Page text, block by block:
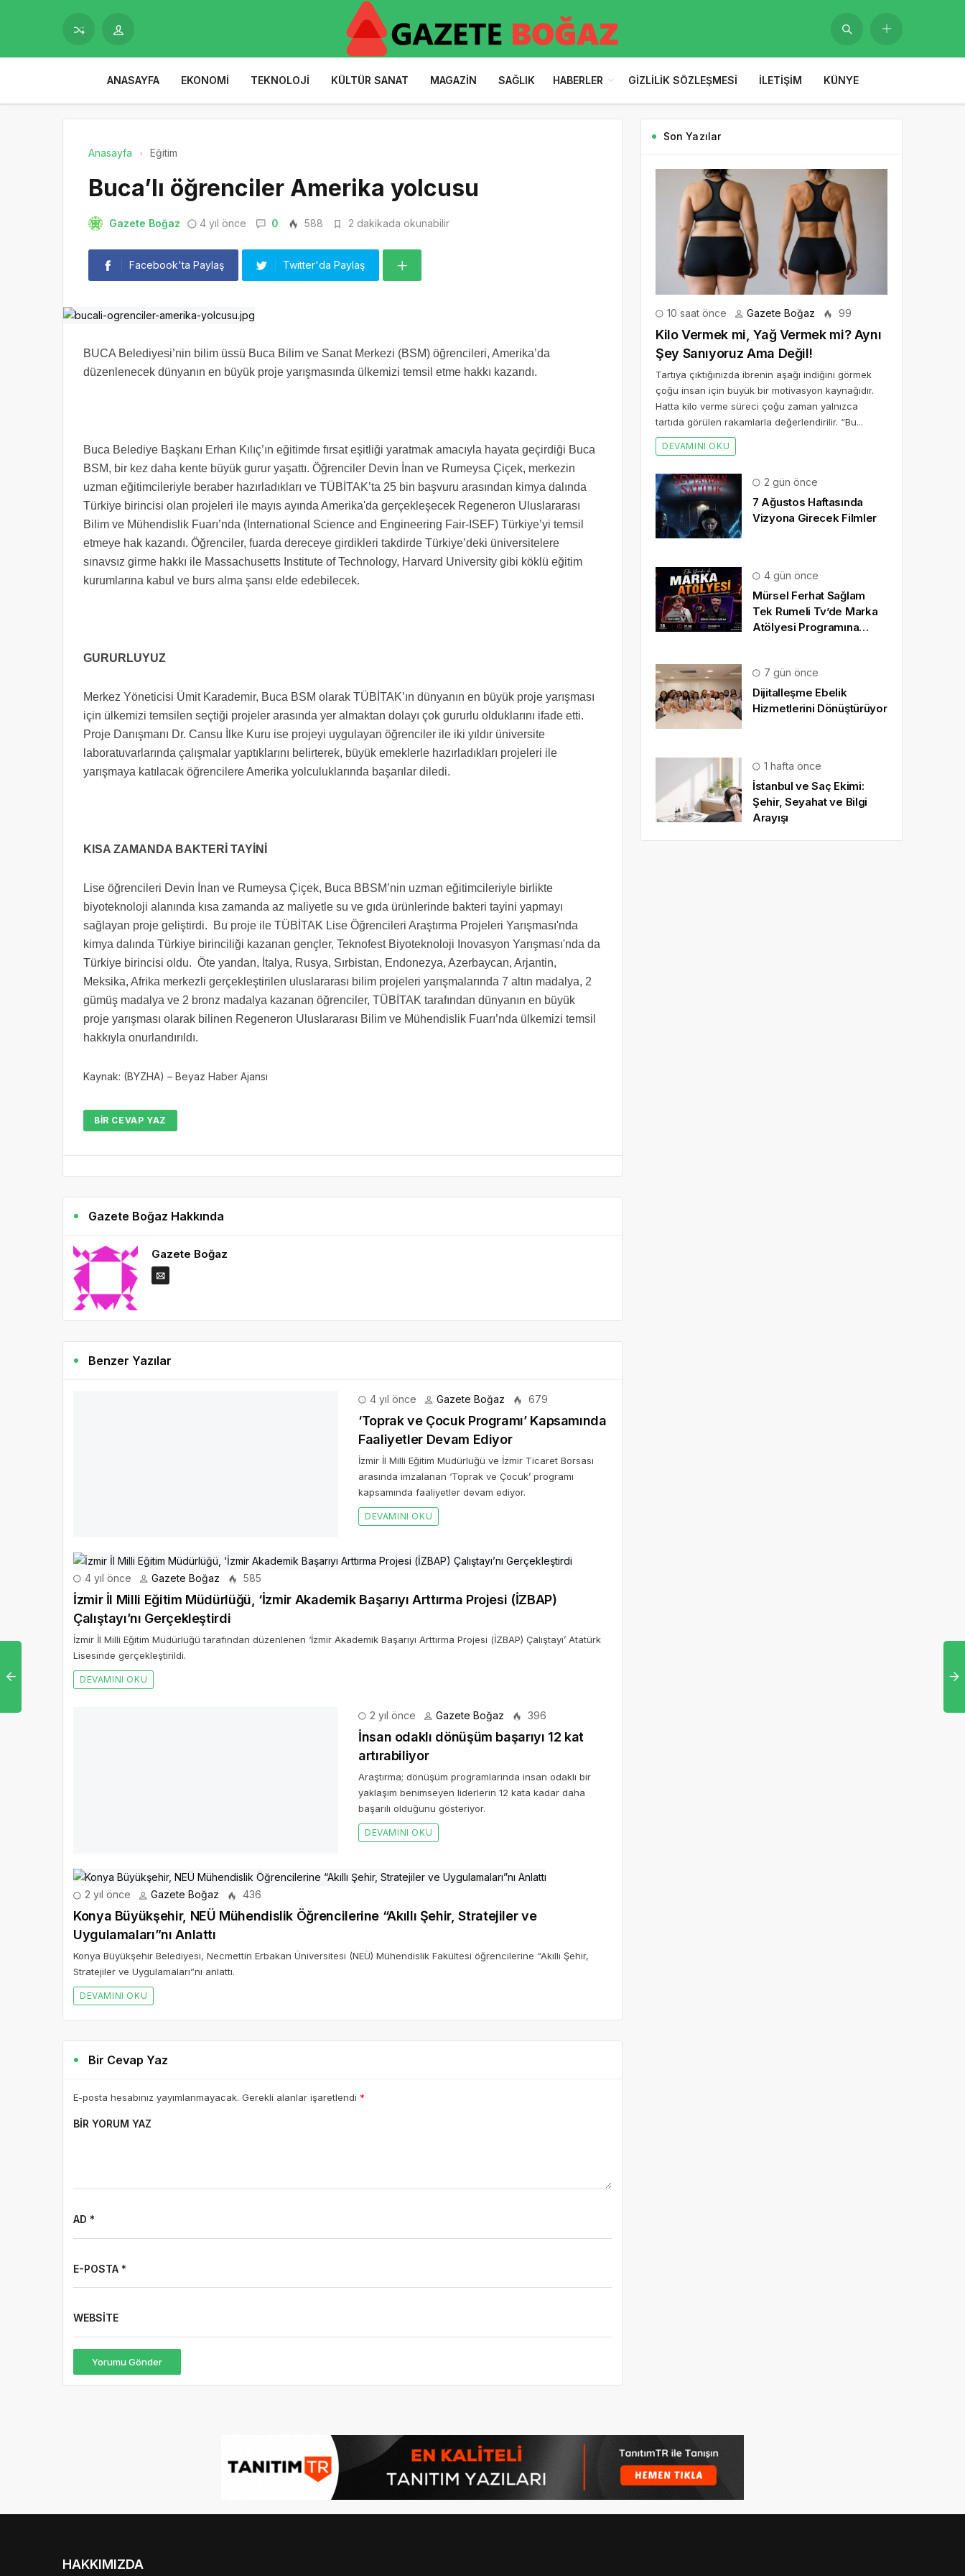
ANASAYFA EKONOMI TEKNOLOJI KÜLTÜR SANAT MAGAZIN SAĞLIK HABERLER GIZLILIK SÖZLEŞMESI İLETIŞIM KÜNYE
Anasayfa Eğitim
Buca’lı öğrenciler Amerika yolcusu
Gazete Boğaz 4 yıl önce 0 588 2 dakikada okunabilir
Facebook'ta Paylaş Twitter'da Paylaş
BUCA Belediyesi’nin bilim üssü Buca Bilim ve Sanat Merkezi (BSM) öğrencileri, Amerika’da
düzenlenecek dünyanın en büyük proje yarışmasında ülkemizi temsil etme hakkı kazandı.
Buca Belediye Başkanı Erhan Kılıç’ın eğitimde fırsat eşitliği yaratmak amacıyla hayata geçirdiği Buca
BSM, bir kez daha kente büyük gurur yaşattı. Öğrenciler Devin İnan ve Rumeysa Çiçek, merkezin
uzman eğitimcileriyle beraber hazırladıkları ve TÜBİTAK’ta 25 bin başvuru arasından kimya dalında
Türkiye birincisi olan projeleri ile mayıs ayında Amerika'da gerçekleşecek Regeneron Uluslararası
Bilim ve Mühendislik Fuarı’nda (International Science and Engineering Fair-ISEF) Türkiye’yi temsil
etmeye hak kazandı. Öğrenciler, fuarda dereceye girdikleri takdirde Türkiye’deki üniversitelere
sınavsız girme hakkı ile Massachusetts Institute of Technology, Harvard University gibi köklü eğitim
kurumlarına kabul ve burs alma şansı elde edebilecek.
GURURLUYUZ
Merkez Yöneticisi Ümit Karademir, Buca BSM olarak TÜBİTAK’ın dünyanın en büyük proje yarışması
için ülkemizi temsilen seçtiği projeler arasında yer almaktan dolayı çok gururlu olduklarını ifade etti.
Proje Danışmanı Dr. Cansu İlke Kuru ise projeyi uygulayan öğrenciler ile iki yıldır üniversite
laboratuvarlarında çalışmalar yaptıklarını belirterek, büyük emeklerle hazırladıkları projeleri ile
yarışmaya katılacak öğrencilere Amerika yolculuklarında başarılar diledi.
KISA ZAMANDA BAKTERİ TAYİNİ
Lise öğrencileri Devin İnan ve Rumeysa Çiçek, Buca BBSM’nin uzman eğitimcileriyle birlikte
biyoteknoloji alanında kısa zamanda az maliyetle su ve gıda ürünlerinde bakteri tayini yapmayı
sağlayan proje geliştirdi. Bu proje ile TÜBİTAK Lise Öğrencileri Araştırma Projeleri Yarışması'nda
kimya dalında Türkiye birinciliği kazanan gençler, Teknofest Biyoteknoloji Inovasyon Yarışması'nda da
Türkiye birincisi oldu. Öte yandan, İtalya, Rusya, Sırbistan, Endonezya, Azerbaycan, Arjantin,
Meksika, Afrika merkezli gerçekleştirilen uluslararası bilim projeleri yarışmalarında 7 altın madalya, 2
gümüş madalya ve 2 bronz madalya kazanan öğrenciler, TÜBİTAK tarafından dünyanın en büyük
proje yarışması olarak bilinen Regeneron Uluslararası Bilim ve Mühendislik Fuarı’nda ülkemizi temsil
hakkıyla onurlandırıldı.
Kaynak: (BYZHA) – Beyaz Haber Ajansı
BIR CEVAP YAZ
Gazete Boğaz Hakkında
Gazete Boğaz
Benzer Yazılar
4 yıl önce
Gazete Boğaz
679
‘Toprak ve Çocuk Programı’ Kapsamında Faaliyetler Devam Ediyor
İzmir İl Milli Eğitim Müdürlüğü ve İzmir Ticaret Borsası arasında imzalanan ‘Toprak ve Çocuk’ programı kapsamında
4 yıl önce
İzmir İl Milli Eğitim Müdürlüğü, ‘İzmir Akademik Başarıyı Arttırma Projesi (İZBAP)
Çalıştayı’nı Gerçekleştirdi
İzmir İl Milli Eğitim Müdürlüğü tarafından düzenlenen ‘İzmir Akademik Başarıyı Arttırma Projesi (İZBAP) Çalıştayı’ Atatürk
DEVAMINI OKU
İnsan odaklı dönüşüm başarıyı 12 kat artırabiliyor
Araştırma; dönüşüm programlarında insan odaklı bir yaklaşım benimseyen liderlerin 12 kata kadar daha başarılı
Uygulamaları”nı Anlattı
Konya Büyükşehir Belediyesi, Necmettin Erbakan Üniversitesi (NEÜ) Mühendislik Fakültesi öğrencilerine “Akıllı Şehir,
Stratejiler ve Uygulamaları”nı anlattı.
DEVAMINI OKU
Bir Cevap Yaz
BIR YORUM YAZ
Son Yazılar
10 saat önce Gazete Boğaz 99
Kilo Vermek mi, Yağ Vermek mi? Aynı
Şey Sanıyoruz Ama Değil!
Tartıya çıktığınızda ibrenin aşağı indiğini görmek
çoğu insan için büyük bir motivasyon kaynağıdır.
Hatta kilo verme süreci çoğu zaman yalnızca
tartıda görülen rakamlarla değerlendirilir. “Bu...
DEVAMINI OKU
2 gün önce
7 Ağustos Haftasında
Vizyona Girecek Filmler
4 gün önce
Mürsel Ferhat Sağlam
Tek Rumeli Tv’de Marka
Atölyesi Programına
7 gün önce
Dijitalleşme Ebelik
Hizmetlerini Dönüştürüyor
1 hafta önce
İstanbul ve Saç Ekimi:
Şehir, Seyahat ve Bilgi
Arayışı
sunmaktadır.